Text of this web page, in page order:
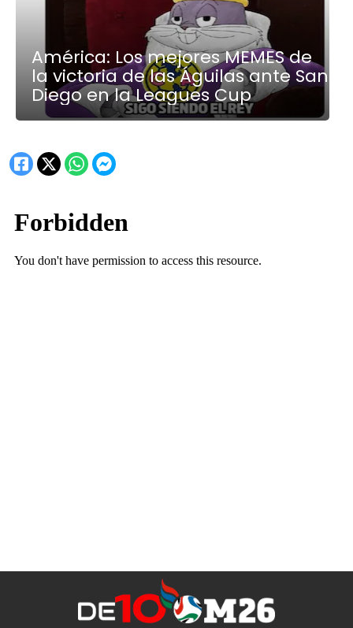
América: Los mejores MEMES de
la victoria de las Águilas ante San
Diego en la Leagues Cup